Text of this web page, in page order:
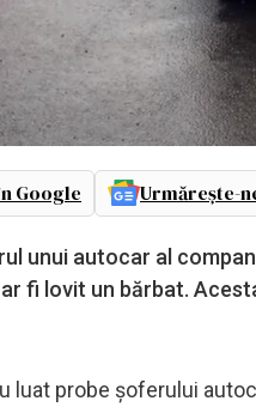
Google Urmărește-
unui autocar al
fi lovit un bărbat.
luat probe şoferului